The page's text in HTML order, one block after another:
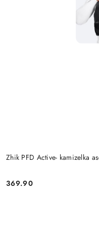
Zhik PFD Active- kamizelka
Cena:
369.90